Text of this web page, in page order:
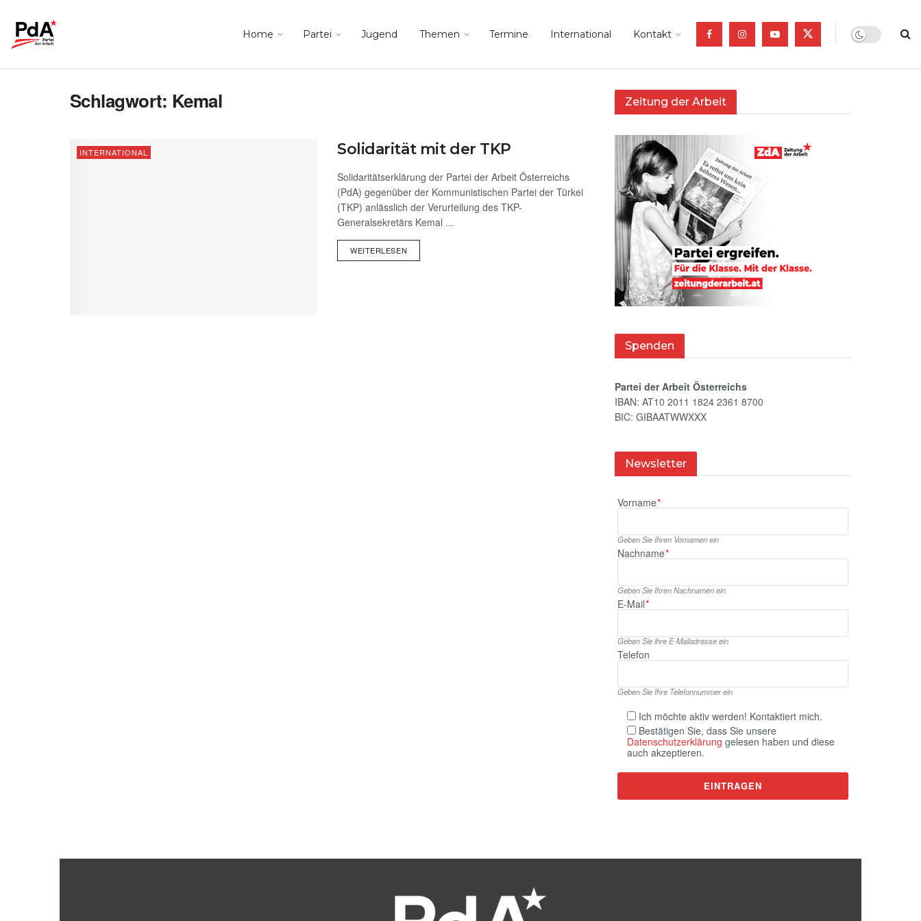
Home Partei Jugend Themen Termine International Kontakt
Schlagwort: Kemal
INTERNATIONAL Solidarität mit der TKP
Solidaritätserklärung der Partei der Arbeit Österreichs
(PdA) gegenüber der Kommunistischen Partei der Türkei
(TKP) anlässlich der Verurteilung des TKP-
Generalsekretärs Kemal ...
WEITERLESEN
Zeitung der Arbeit
Spenden
Partei der Arbeit Österreichs
IBAN: AT10 2011 1824 2361 8700
BIC: GIBAATWWXXX
Newsletter
Vorname*
Geben Sie Ihren Vornamen ein
Nachname*
Geben Sie Ihren Nachnamen ein
E‑Mail*
Geben Sie ihre E‑Mailadresse ein
Telefon
Geben Sie Ihre Telefonnummer ein
Ich möchte aktiv werden! Kontaktiert mich.
Bestätigen Sie, dass Sie unsere
Datenschutzerklärung gelesen haben und diese
auch akzeptieren.